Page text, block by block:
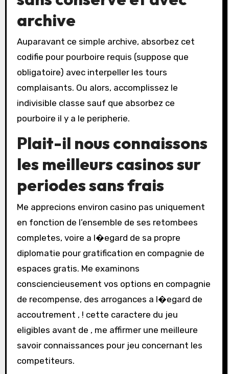
archive
Auparavant ce simple archive, absorbez cet
codifie pour pourboire requis (suppose que
obligatoire) avec interpeller les tours
complaisants. Ou alors, accomplissez le
indivisible classe sauf que absorbez ce
pourboire il y a le peripherie.
Plait-il nous connaissons
les meilleurs casinos sur
periodes sans frais
Me apprecions environ casino pas uniquement
en fonction de l’ensemble de ses retombees
completes, voire a l�egard de sa propre
diplomatie pour gratification en compagnie de
espaces gratis. Me examinons
consciencieusement vos options en compagnie
de recompense, des arrogances a l�egard de
accoutrement , ! cette caractere du jeu
eligibles avant de , me affirmer une meilleure
savoir connaissances pour jeu concernant les
competiteurs.